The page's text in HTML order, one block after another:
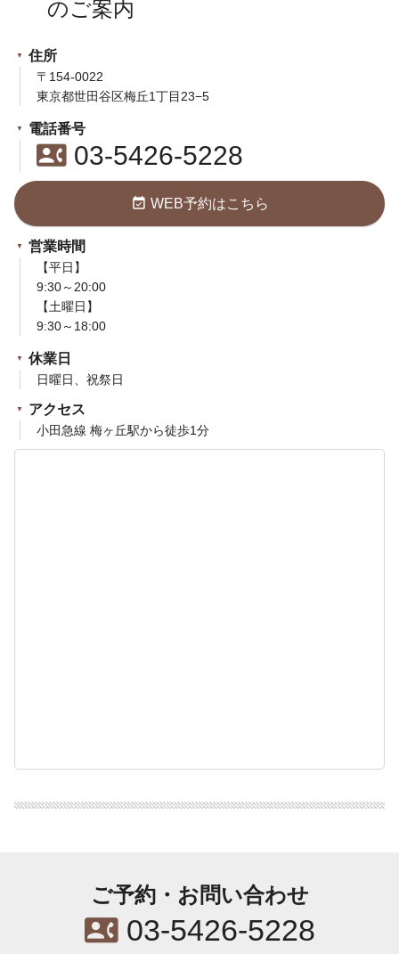
住所
〒154-0022
東京都世田谷区梅丘1丁目23−5
電話番号
contact_phone03-5426-5228
event_available WEB予約はこちら
営業時間
【平日】
9:30～20:00
【土曜日】
9:30～18:00
休業日
日曜日、祝祭日
アクセス
小田急線 梅ヶ丘駅から徒歩1分
ご予約・お問い合わせ
contact_phone03-5426-5228